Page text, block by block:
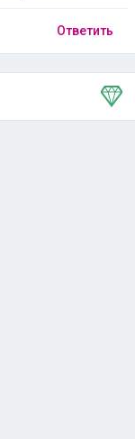
Ответить